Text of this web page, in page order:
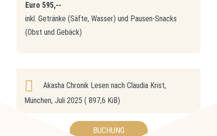
Euro 595,--
inkl. Getränke (Säfte, Wasser) und Pausen-Snacks
(Obst und Gebäck)
Akasha Chronik Lesen nach Claudia Krist,
München, Juli 2025( 897,6 KiB)
BUCHUNG